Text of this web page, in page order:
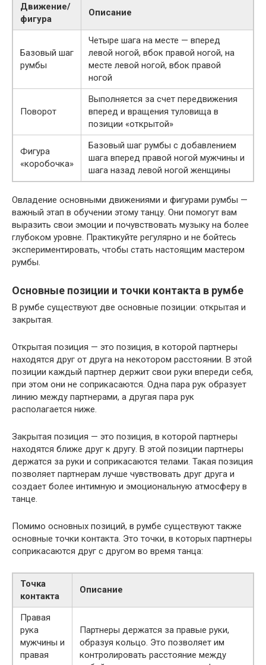
Движение/
фигура
Описание
Базовый шаг
румбы
Четыре шага на месте — вперед
левой ногой, вбок правой ногой, на
месте левой ногой, вбок правой
ногой
Поворот
Выполняется за счет передвижения
вперед и вращения туловища в
позиции «открытой»
Фигура
«коробочка»
Базовый шаг румбы с добавлением
шага вперед правой ногой мужчины и
шага назад левой ногой женщины
Овладение основными движениями и фигурами румбы —
важный этап в обучении этому танцу. Они помогут вам
выразить свои эмоции и почувствовать музыку на более
глубоком уровне. Практикуйте регулярно и не бойтесь
экспериментировать, чтобы стать настоящим мастером
румбы.
Основные позиции и точки контакта в румбе
В румбе существуют две основные позиции: открытая и
закрытая.
Открытая позиция — это позиция, в которой партнеры
находятся друг от друга на некотором расстоянии. В этой
позиции каждый партнер держит свои руки впереди себя,
при этом они не соприкасаются. Одна пара рук образует
линию между партнерами, а другая пара рук
располагается ниже.
Закрытая позиция — это позиция, в которой партнеры
находятся ближе друг к другу. В этой позиции партнеры
держатся за руки и соприкасаются телами. Такая позиция
позволяет партнерам лучше чувствовать друг друга и
создает более интимную и эмоциональную атмосферу в
танце.
Помимо основных позиций, в румбе существуют также
основные точки контакта. Это точки, в которых партнеры
соприкасаются друг с другом во время танца:
Точка
контакта
Описание
Правая
рука
мужчины и
правая
Партнеры держатся за правые руки,
образуя кольцо. Это позволяет им
контролировать расстояние между